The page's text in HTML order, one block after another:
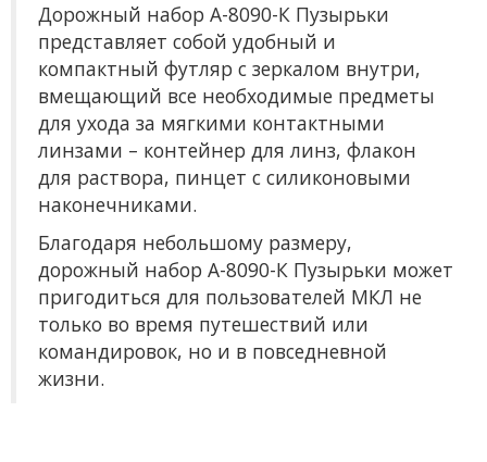
Дорожный набор А-8090-К Пузырьки
представляет собой удобный и
компактный футляр с зеркалом внутри,
вмещающий все необходимые предметы
для ухода за мягкими контактными
линзами – контейнер для линз, флакон
для раствора, пинцет с силиконовыми
наконечниками.
Благодаря небольшому размеру,
дорожный набор А-8090-К Пузырьки может
пригодиться для пользователей МКЛ не
только во время путешествий или
командировок, но и в повседневной
жизни.